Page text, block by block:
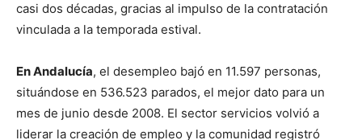
casi dos décadas, gracias al impulso de la contratación
vinculada a la temporada estival.
En Andalucía, el desempleo bajó en 11.597 personas,
situándose en 536.523 parados, el mejor dato para un
mes de junio desde 2008. El sector servicios volvió a
liderar la creación de empleo y la comunidad registró